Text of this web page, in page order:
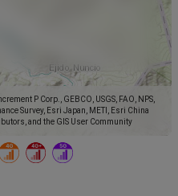
P Corp., GEBCO, USGS, FAO, NPS,
Survey, Esri Japan, METI, Esri China
and the GIS User Community